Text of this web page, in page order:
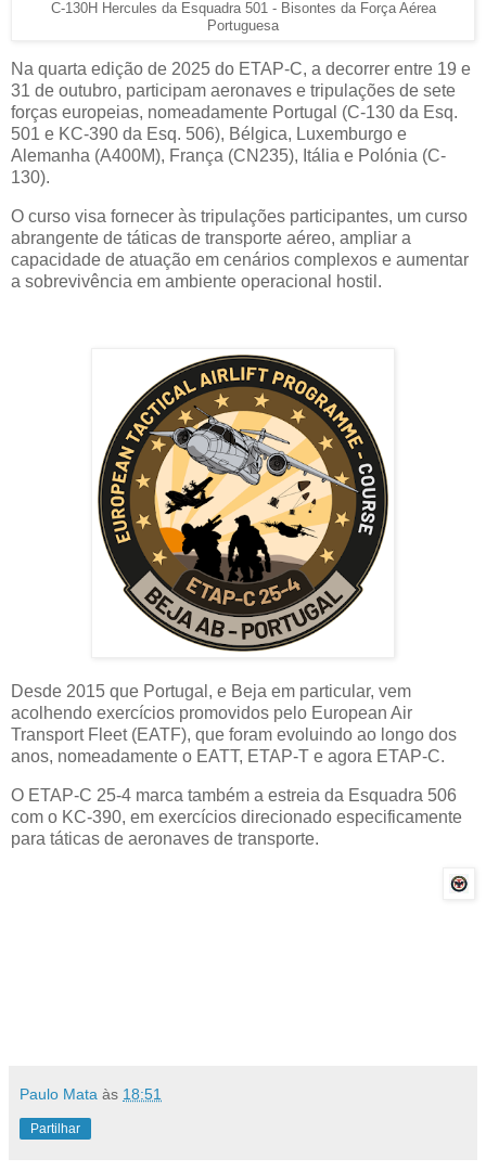
C-130H Hercules da Esquadra 501 - Bisontes da Força Aérea
Portuguesa
Na quarta edição de 2025 do ETAP-C, a decorrer entre 19 e
31 de outubro, participam aeronaves e tripulações de sete
forças europeias, nomeadamente Portugal (C-130 da Esq.
501 e KC-390 da Esq. 506), Bélgica, Luxemburgo e
Alemanha (A400M), França (CN235), Itália e Polónia (C-
130).
O curso visa fornecer às tripulações participantes, um curso
abrangente de táticas de transporte aéreo, ampliar a
capacidade de atuação em cenários complexos e aumentar
a sobrevivência em ambiente operacional hostil.
Desde 2015 que Portugal, e Beja em particular, vem
acolhendo exercícios promovidos pelo European Air
Transport Fleet (EATF), que foram evoluindo ao longo dos
anos, nomeadamente o EATT, ETAP-T e agora ETAP-C.
O ETAP-C 25-4 marca também a estreia da Esquadra 506
com o KC-390, em exercícios direcionado especificamente
para táticas de aeronaves de transporte.
Paulo Mata às 18:51
Partilhar